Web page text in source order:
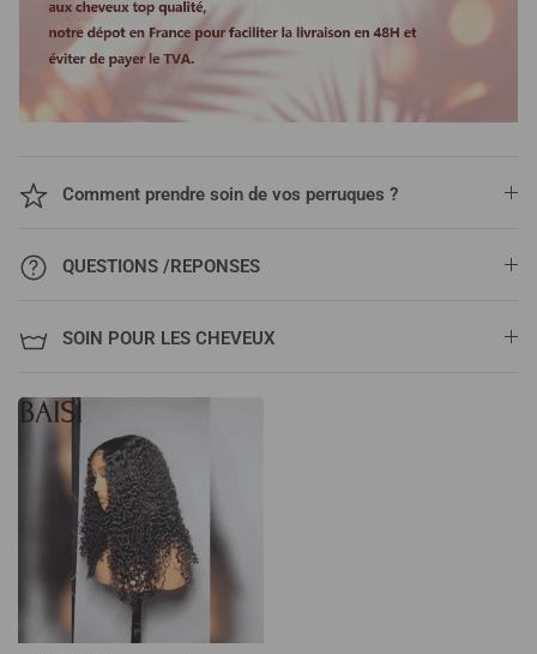
Comment prendre soin de vos perruques ?
QUESTIONS /REPONSES
SOIN POUR LES CHEVEUX